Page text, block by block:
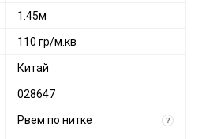
1.45м
110 гр/м.кв
Китай
028647
Рвем по нитке ?